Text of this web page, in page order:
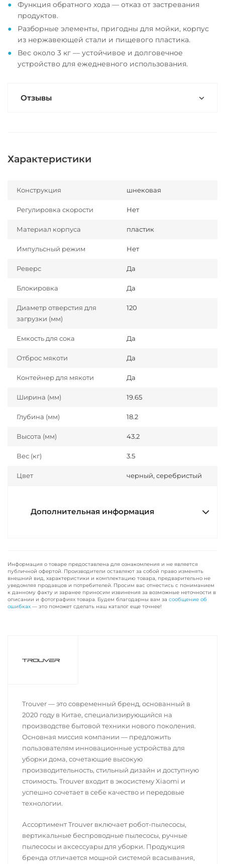
Функция обратного хода — отказ от застревания
продуктов.
Разборные элементы, пригодны для мойки, корпус
из нержавеющей стали и пищевого пластика.
Вес около 3 кг — устойчивое и долговечное
устройство для ежедневного использования.
Отзывы
Характеристики
Конструкция шнековая
Регулировка скорости Нет
Материал корпуса пластик
Импульсный режим Нет
Реверс Да
Блокировка Да
Диаметр отверстия для
загрузки (мм)
120
Емкость для сока Да
Отброс мякоти Да
Контейнер для мякоти Да
Ширина (мм) 19.65
Глубина (мм) 18.2
Высота (мм) 43.2
Вес (кг) 3.5
Цвет черный, серебристый
Дополнительная информация
Информация о товаре предоставлена для ознакомления и не является
публичной офертой. Производители оставляют за собой право изменять
внешний вид, характеристики и комплектацию товара, предварительно не
уведомляя продавцов и потребителей. Просим вас отнестись с пониманием
к данному факту и заранее приносим извинения за возможные неточности в
описании и фотографиях товара. Будем благодарны вам за сообщение об
ошибках — это поможет сделать наш каталог еще точнее!
Trouver — это современный бренд, основанный в
2020 году в Китае, специализирующийся на
производстве бытовой техники нового поколения.
Основная миссия компании — предложить
пользователям инновационные устройства для
уборки дома, сочетающие высокую
производительность, стильный дизайн и доступную
стоимость. Trouver входит в экосистему Xiaomi и
успешно сочетает в себе качество и передовые
технологии.
Ассортимент Trouver включает робот-пылесосы,
вертикальные беспроводные пылесосы, ручные
пылесосы и аксессуары для уборки. Продукция
бренда отличается мощной системой всасывания,